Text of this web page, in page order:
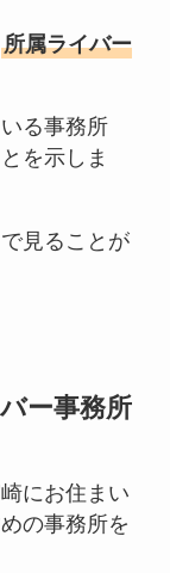
所属ライバー
る事務所
を示しま
見ることが
ー事務所
にお住まい
の事務所を